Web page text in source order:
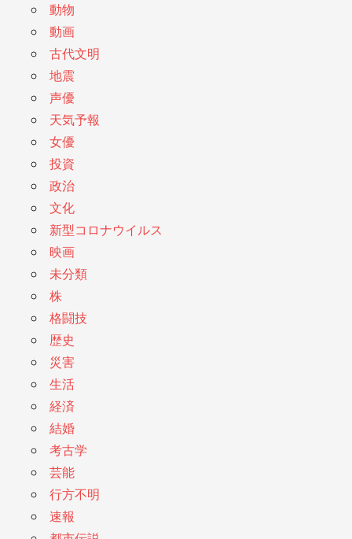
動物
動画
古代文明
地震
声優
天気予報
女優
投資
政治
文化
新型コロナウイルス
映画
未分類
株
格闘技
歴史
災害
生活
経済
結婚
考古学
芸能
行方不明
速報